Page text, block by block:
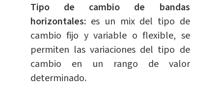
Tipo de cambio de bandas
horizontales: es un mix del tipo de
cambio fijo y variable o flexible, se
permiten las variaciones del tipo de
cambio en un rango de valor
determinado.